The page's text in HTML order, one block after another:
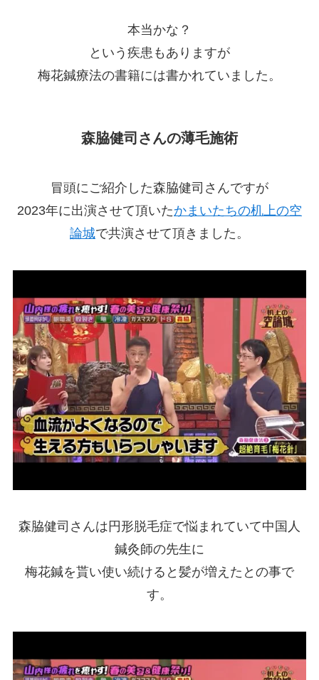
本当かな？
という疾患もありますが
梅花鍼療法の書籍には書かれていました。
森脇健司さんの薄毛施術
冒頭にご紹介した森脇健司さんですが
2023年に出演させて頂いたかまいたちの机上の空
論城で共演させて頂きました。
森脇健司さんは円形脱毛症で悩まれていて中国人
鍼灸師の先生に
梅花鍼を貰い使い続けると髪が増えたとの事で
す。